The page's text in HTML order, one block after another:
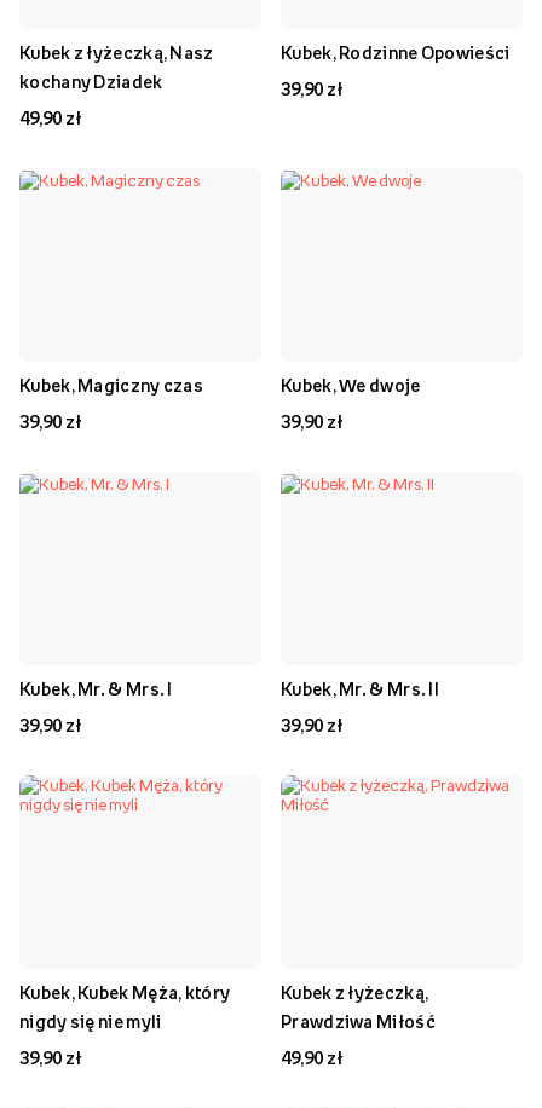
Kubek z łyżeczką, Nasz
kochany Dziadek
49,90 zł
Kubek, Rodzinne Opowieści
39,90 zł
Kubek, Magiczny czas
39,90 zł
Kubek, We dwoje
39,90 zł
Kubek, Mr. & Mrs. I
39,90 zł
Kubek, Mr. & Mrs. II
39,90 zł
Kubek, Kubek Męża, który
nigdy się nie myli
39,90 zł
Kubek z łyżeczką,
Prawdziwa Miłość
49,90 zł